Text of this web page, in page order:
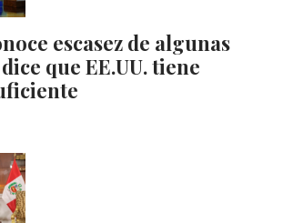
escasez de algunas
que EE.UU. tiene